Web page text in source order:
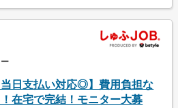
当日支払い対応◎】費用負担な
！在宅で完結！モニター大募